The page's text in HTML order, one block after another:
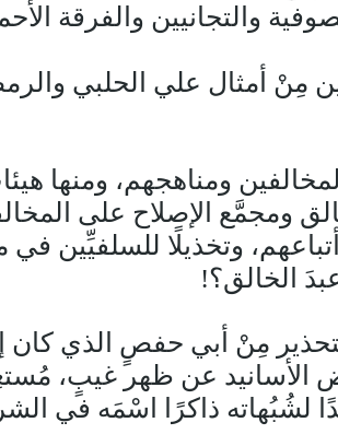
والتجانيين والفرقة
مِنْ أمثال علي الحلبي
ومناهجهم، ومنها
ومجمَّع الإصلاح على
وتخذيلًا للسلفيِّين في
الخالق؟!
مِنْ أبي حفصٍ الذي كان
الأسانيد عن ظهر غيبٍ،
لشُبُهاته ذاكرًا اسْمَه في